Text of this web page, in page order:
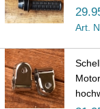
Art.